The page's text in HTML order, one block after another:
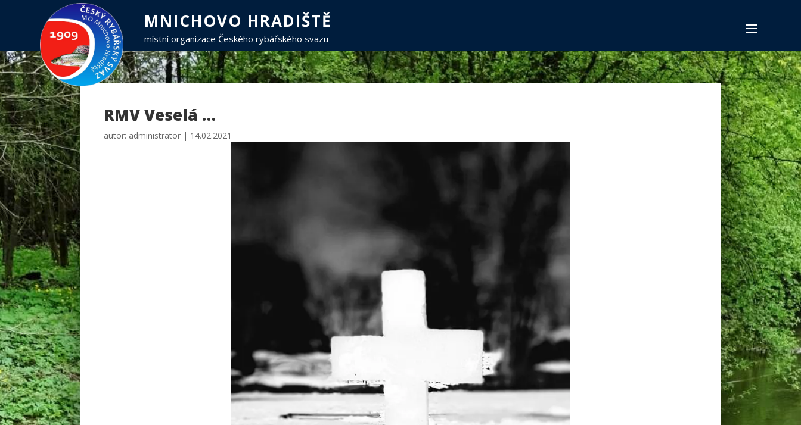
MNICHOVO HRADIŠTĚ
místní organizace Českého rybářského svazu
RMV Veselá …
autor: administrator | 14.02.2021